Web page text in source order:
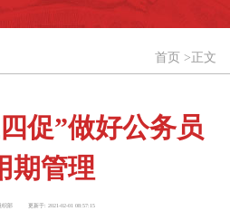
首页 > 正文
促”做好公务员
期管理
织部 更新于: 2021-02-01 08:57:15